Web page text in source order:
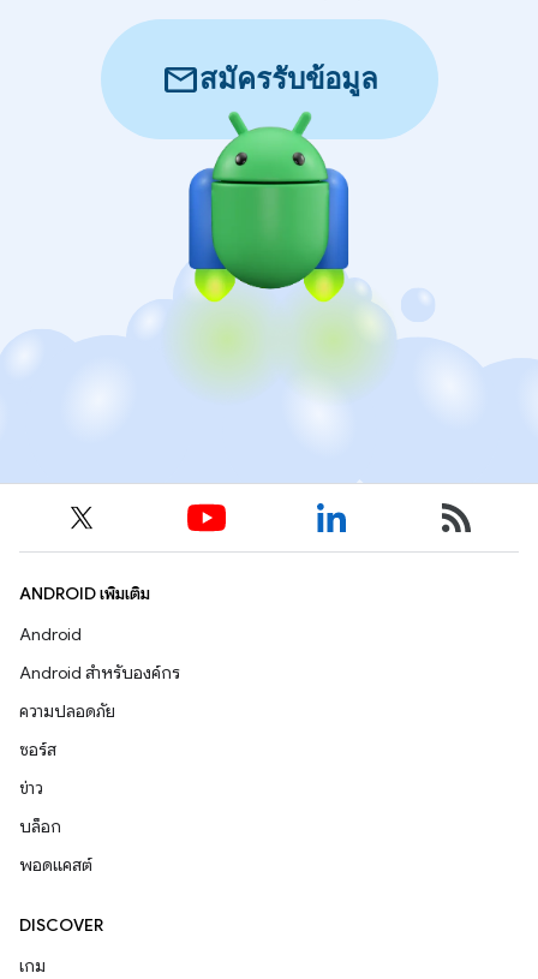
mailสมัครรับข้อมูล
ANDROID เพิ่มเติม
Android
Android สำหรับองค์กร
ความปลอดภัย
ซอร์ส
ข่าว
บล็อก
พอดแคสต์
DISCOVER
เกม